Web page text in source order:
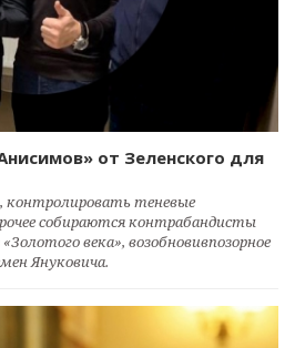
от Зеленского для
теневые
собираются контрабандисты
века», возобновивпозорное
Януковича.